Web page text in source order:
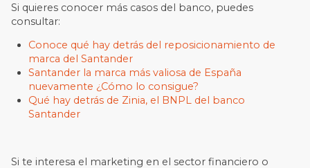
Si quieres conocer más casos del banco, puedes
consultar:
Conoce qué hay detrás del reposicionamiento de
marca del Santander
Santander la marca más valiosa de España
nuevamente ¿Cómo lo consigue?
Qué hay detrás de Zinia, el BNPL del banco
Santander
Si te interesa el marketing en el sector financiero o